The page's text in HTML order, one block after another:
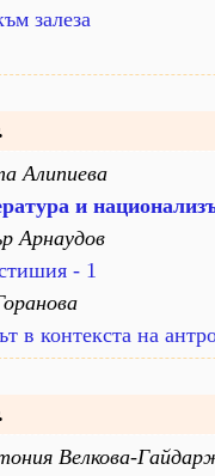
залеза
Алипиева
и
Арнаудов
- 1
в контекста на
Велкова-